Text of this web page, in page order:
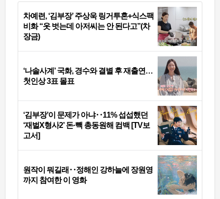
차예련, ‘김부장’ 주상욱 링거투혼+식스팩
비화 “옷 벗는데 아저씨는 안 된다고”(차
장금)
‘나솔사계’ 국화, 경수와 결별 후 재출연…
첫인상 3표 몰표
‘김부장’이 문제가 아냐‥11% 섭섭했던
‘재벌X형사2’ 돈·빽 총동원해 컴백 [TV보
고서]
원작이 뭐길래‥정해인 강하늘에 장원영
까지 참여한 이 영화